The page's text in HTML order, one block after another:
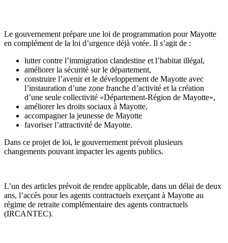
Le gouvernement prépare une loi de programmation pour Mayotte
en complément de la loi d’urgence déjà votée. Il s’agit de :
lutter contre l’immigration clandestine et l’habitat illégal,
améliorer la sécurité sur le département,
construire l’avenir et le développement de Mayotte avec
l’instauration d’une zone franche d’activité et la création
d’une seule collectivité «Département-Région de Mayotte»,
améliorer les droits sociaux à Mayotte,
accompagner la jeunesse de Mayotte
favoriser l’attractivité de Mayotte.
Dans ce projet de loi, le gouvernement prévoit plusieurs
changements pouvant impacter les agents publics.
L’un des articles prévoit de rendre applicable, dans un délai de deux
ans, l’accès pour les agents contractuels exerçant à Mayotte au
régime de retraite complémentaire des agents contractuels
(IRCANTEC).